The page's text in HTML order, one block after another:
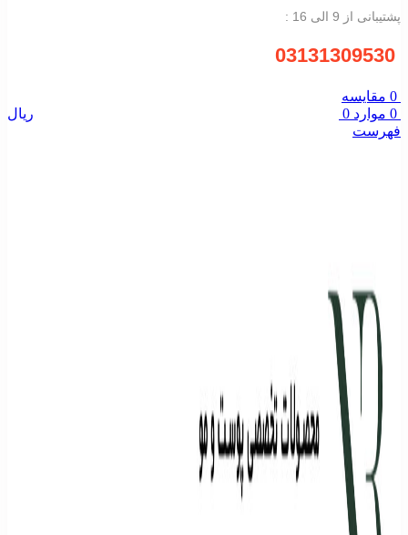
پشتیبانی از 9 الی 16 :
03131309530
0 مقایسه
0 موارد 0
ریال
فهرست